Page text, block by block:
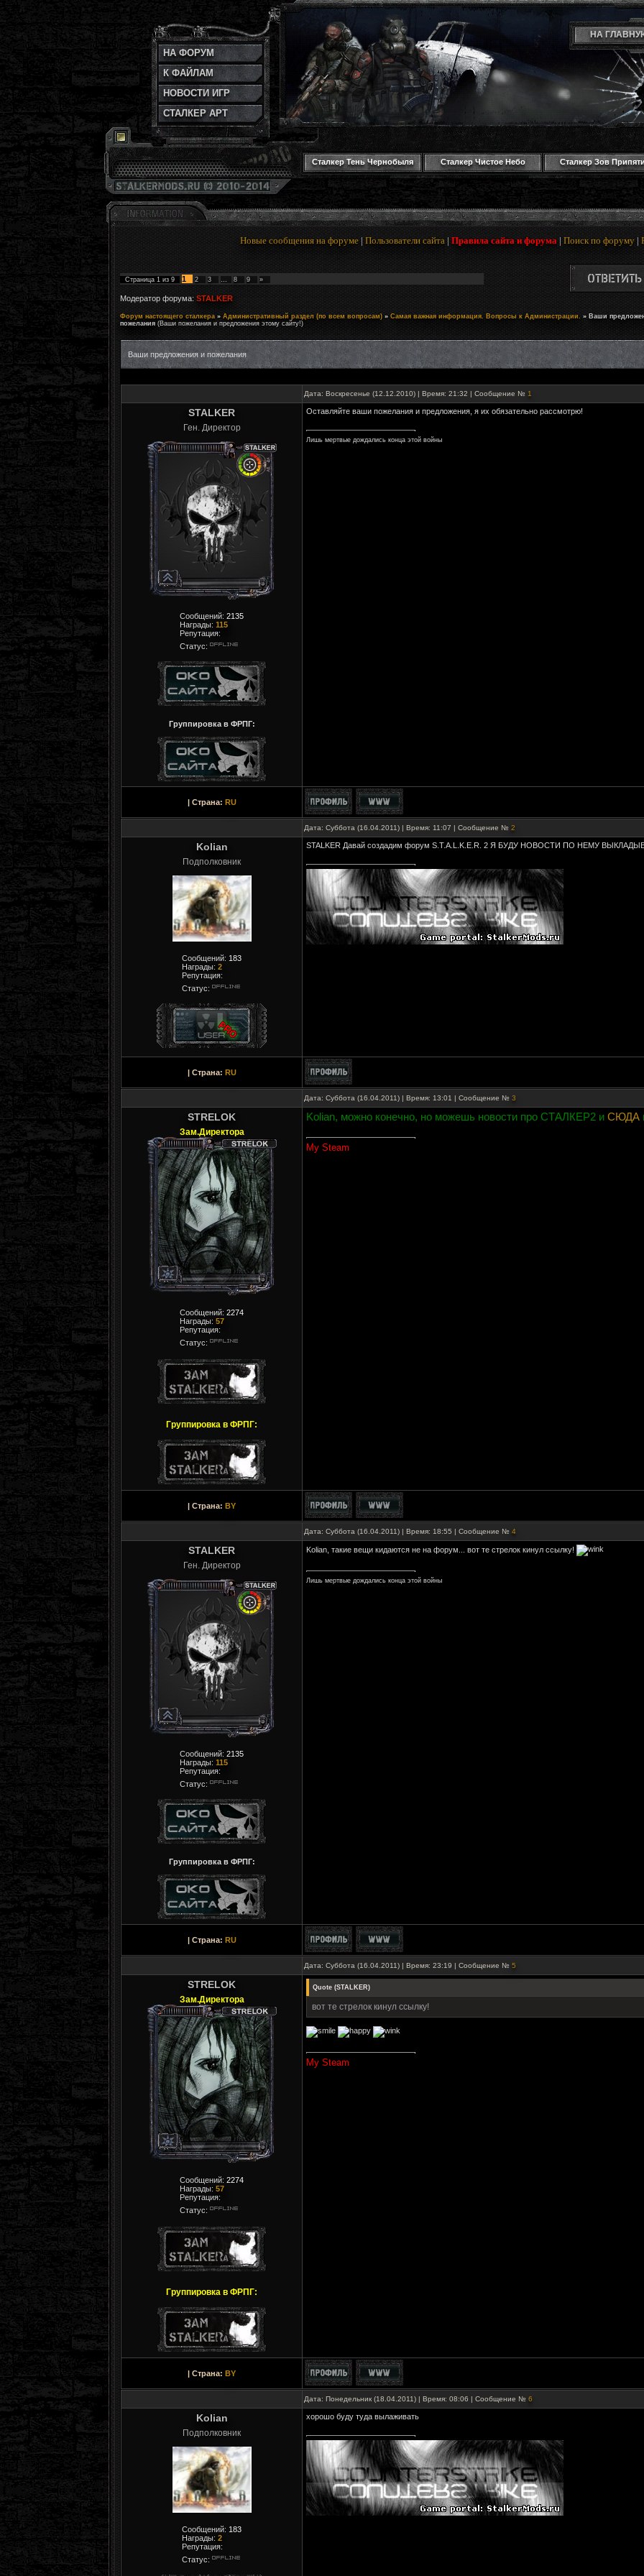
НА
НА ФОРУМ
К ФАЙЛАМ
НОВОСТИ ИГР
СТАЛКЕР АРТ
Сталкер Тень Чернобыля Сталкер Чистое Небо Сталкер Зов
Новые сообщения на форуме | Пользователи сайта | Правила сайта и форума | Поиск по форуму |
Страница 1 из 9 1 2 3 … 8 9 »
Модератор форума: STALKER
Форум настоящего сталкера » Административный раздел (по всем вопросам) » Самая важная информация. Вопросы к Администрации. » Ваши
пожелания (Ваши пожелания и предложения этому сайту!)
Ваши предложения и пожелания
Дата: Воскресенье (12.12.2010) | Время: 21:32 | Сообщение № 1
STALKER
Ген. Директор
Сообщений: 2135
Награды: 115
Репутация:
Статус:
Группировка в ФРПГ:
Оставляйте ваши пожелания и предложения, я их обязательно рассмотрю!
Лишь мертвые дождались конца этой войны
| Страна: RU
Дата: Суббота (16.04.2011) | Время: 11:07 | Сообщение № 2
Kolian
Подполковник
Сообщений: 183
Награды: 2
Репутация:
Статус:
STALKER Давай создадим форум S.T.A.L.K.E.R. 2 Я БУДУ НОВОСТИ ПО НЕМУ
| Страна: RU
Дата: Суббота (16.04.2011) | Время: 13:01 | Сообщение № 3
STRELOK
Зам.Директора
Сообщений: 2274
Награды: 57
Репутация:
Статус:
Группировка в ФРПГ:
Kolian, можно конечно, но можешь новости про СТАЛКЕР2 и СЮДА
My Steam
| Страна: BY
Дата: Суббота (16.04.2011) | Время: 18:55 | Сообщение № 4
STALKER
Ген. Директор
Сообщений: 2135
Награды: 115
Репутация:
Статус:
Группировка в ФРПГ:
Kolian, такие вещи кидаются не на форум... вот те стрелок кинул ссылку!
Лишь мертвые дождались конца этой войны
| Страна: RU
Дата: Суббота (16.04.2011) | Время: 23:19 | Сообщение № 5
STRELOK
Зам.Директора
Сообщений: 2274
Награды: 57
Репутация:
Статус:
Группировка в ФРПГ:
Quote (STALKER)
вот те стрелок кинул ссылку!
My Steam
| Страна: BY
Дата: Понедельник (18.04.2011) | Время: 08:06 | Сообщение № 6
Kolian
Подполковник
Сообщений: 183
Награды: 2
Репутация:
Статус:
хорошо буду туда вылаживать